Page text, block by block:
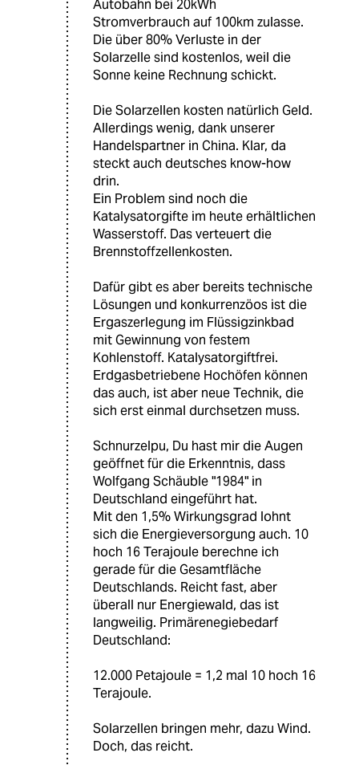
Autobahn bei 20kWh
Stromverbrauch auf 100km zulasse.
Die über 80% Verluste in der
Solarzelle sind kostenlos, weil die
Sonne keine Rechnung schickt.
Die Solarzellen kosten natürlich Geld.
Allerdings wenig, dank unserer
Handelspartner in China. Klar, da
steckt auch deutsches know-how
drin.
Ein Problem sind noch die
Katalysatorgifte im heute erhältlichen
Wasserstoff. Das verteuert die
Brennstoffzellenkosten.
Dafür gibt es aber bereits technische
Lösungen und konkurrenzöos ist die
Ergaszerlegung im Flüssigzinkbad
mit Gewinnung von festem
Kohlenstoff. Katalysatorgiftfrei.
Erdgasbetriebene Hochöfen können
das auch, ist aber neue Technik, die
sich erst einmal durchsetzen muss.
Schnurzelpu, Du hast mir die Augen
geöffnet für die Erkenntnis, dass
Wolfgang Schäuble "1984" in
Deutschland eingeführt hat.
Mit den 1,5% Wirkungsgrad lohnt
sich die Energieversorgung auch. 10
hoch 16 Terajoule berechne ich
gerade für die Gesamtfläche
Deutschlands. Reicht fast, aber
überall nur Energiewald, das ist
langweilig. Primärenegiebedarf
Deutschland:
12.000 Petajoule = 1,2 mal 10 hoch 16
Terajoule.
Solarzellen bringen mehr, dazu Wind.
Doch, das reicht.